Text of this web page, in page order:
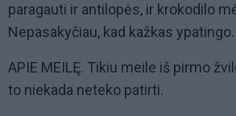
paragauti ir antilopės, ir krokodilo
Nepasakyčiau, kad kažkas ypatingo.
APIE MEILĘ. Tikiu meile iš pirmo
to niekada neteko patirti.